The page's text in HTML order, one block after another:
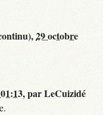
29 octobre
,parLeCuizidé